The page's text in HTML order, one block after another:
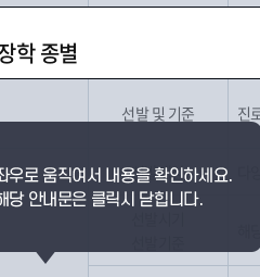
학 종별
선발 및 기준 진
선발대상